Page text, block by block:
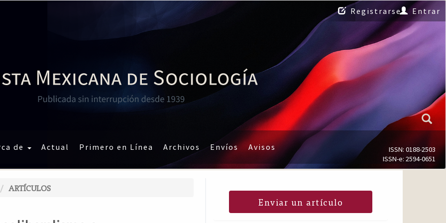
Registrarse Entrar
ISSN: 0188-2503
ISSN-e: 2594-0651
de Actual Primero en Línea Archivos Envíos Avisos
ARTÍCULOS
Enviar un artículo